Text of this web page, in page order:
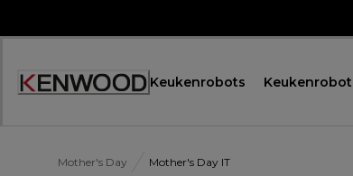
Accessibility
Keukenrobots
Mother's Day Mother's Day IT